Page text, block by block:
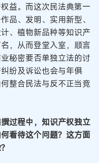
益。而这次民法典第一
品、发明、实用新型、
、植物新品种等知识产
，从而登堂入室，顺言
秘密要否单独立法的讨
纷及诉讼也会与年俱
整合民法与反不正当竞
过程中，知识产权独立
看待这个问题？这方面